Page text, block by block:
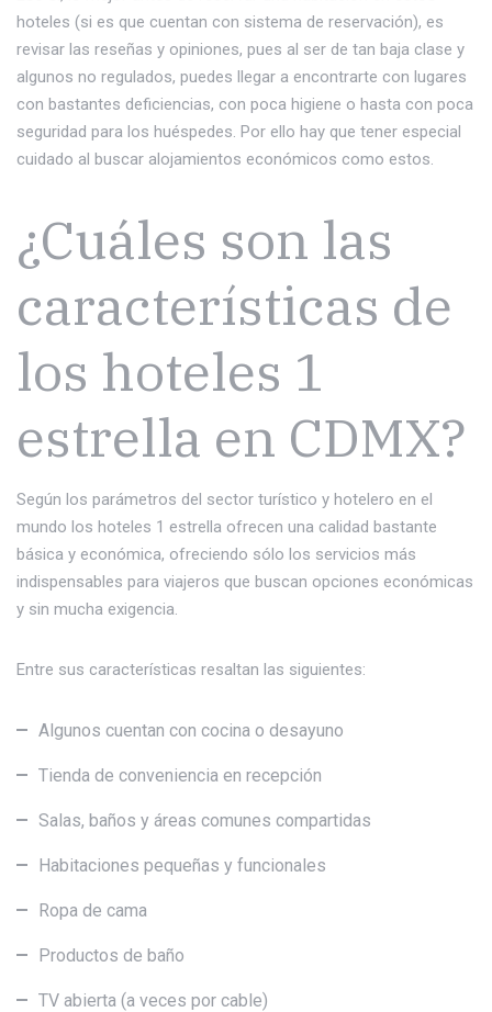
hoteles (si es que cuentan con sistema de reservación), es
revisar las reseñas y opiniones, pues al ser de tan baja clase y
algunos no regulados, puedes llegar a encontrarte con lugares
con bastantes deficiencias, con poca higiene o hasta con poca
seguridad para los huéspedes. Por ello hay que tener especial
cuidado al buscar alojamientos económicos como estos.
¿Cuáles son las
características de
los hoteles 1
estrella en CDMX?
Según los parámetros del sector turístico y hotelero en el
mundo los hoteles 1 estrella ofrecen una calidad bastante
básica y económica, ofreciendo sólo los servicios más
indispensables para viajeros que buscan opciones económicas
y sin mucha exigencia.
Entre sus características resaltan las siguientes:
Algunos cuentan con cocina o desayuno
Tienda de conveniencia en recepción
Salas, baños y áreas comunes compartidas
Habitaciones pequeñas y funcionales
Ropa de cama
Productos de baño
TV abierta (a veces por cable)